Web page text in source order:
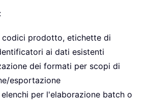
codici prodotto, etichette di
ai dati esistenti
dei formati per scopi di
esportazione
per l'elaborazione batch o